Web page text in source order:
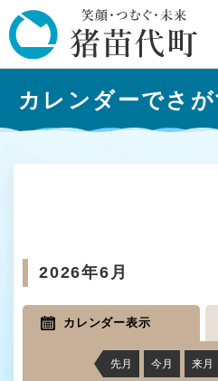
ー
ジ
の
メニューを飛ば
カレンダーでさが
2026年6月
カレンダー表示
先月 今月 来月